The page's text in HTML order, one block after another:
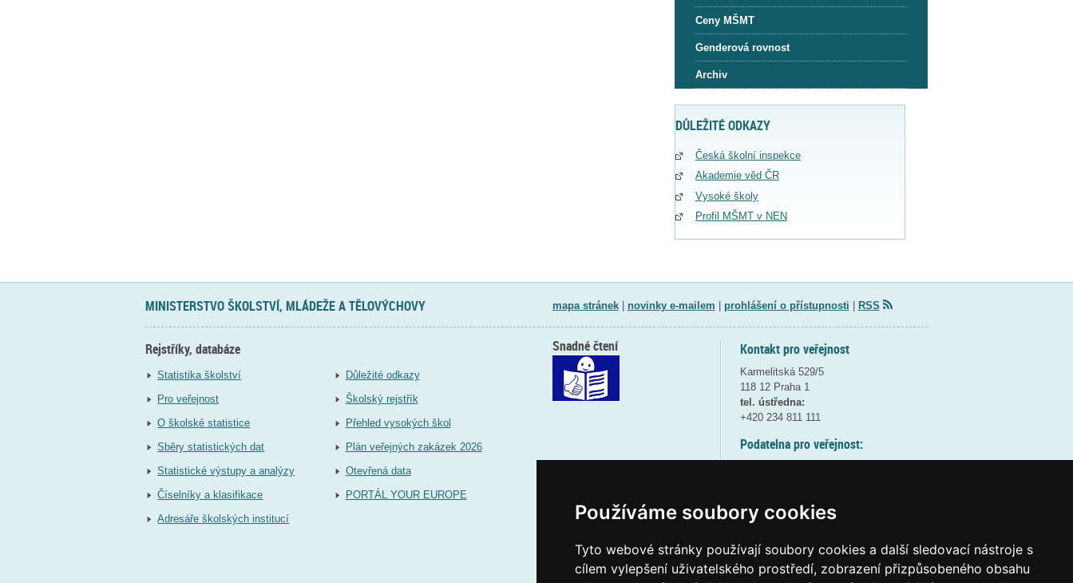
Používáme soubory cookies
Tyto webové stránky používají soubory cookies a další sledovací nástroje s
cílem vylepšení uživatelského prostředí, zobrazení přizpůsobeného obsahu
Ceny MŠMT
Genderová rovnost
Archiv
DŮLEŽITÉ ODKAZY
Česká školní inspekce
Akademie věd ČR
Vysoké školy
Profil MŠMT v NEN
MINISTERSTVO ŠKOLSTVÍ, MLÁDEŽE A TĚLOVÝCHOVY mapa stránek| novinky e-mailem prohlášení o přístupnosti RSS
Rejstříky, databáze
Statistika školství
Pro veřejnost
O školské statistice
Sběry statistických dat
Statistické výstupy a analýzy
Číselníky a klasifikace
Adresáře školských institucí
Důležité odkazy
Školský rejstřík
Přehled vysokých škol
Plán veřejných zakázek 2026
Otevřená data
PORTÁL YOUR EUROPE
Kontakt pro veřejnost
Karmelitská 529/5
118 12 Praha 1
tel. ústředna:
+420 234 811 111
Podatelna pro veřejnost:
(více informací
Elektronická podatelna:
Snadné čtení